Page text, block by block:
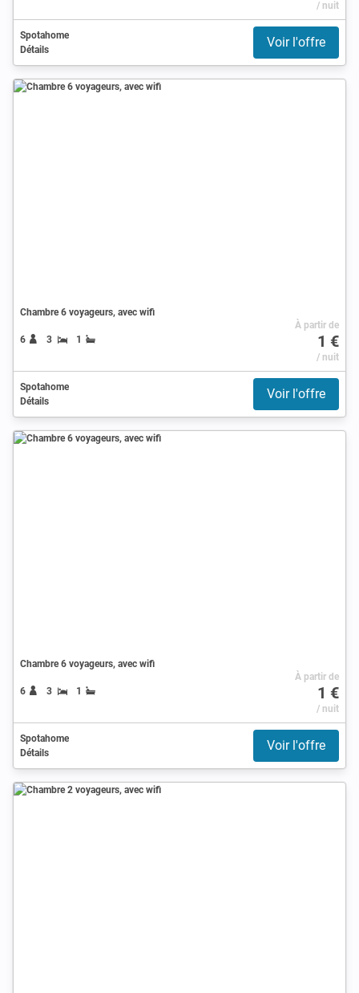
/ nuit
Spotahome
Détails
Voir l'offre
Chambre 6 voyageurs, avec wifi
6 3 1
À partir de
1 €
/ nuit
Spotahome
Détails
Voir l'offre
Chambre 6 voyageurs, avec wifi
6 3 1
À partir de
1 €
/ nuit
Spotahome
Détails
Voir l'offre